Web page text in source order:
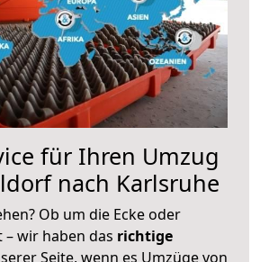
für Ihren Umzug
nach Karlsruhe
Ob um die Ecke oder
wir haben das richtige
Seite, wenn es Umzüge von